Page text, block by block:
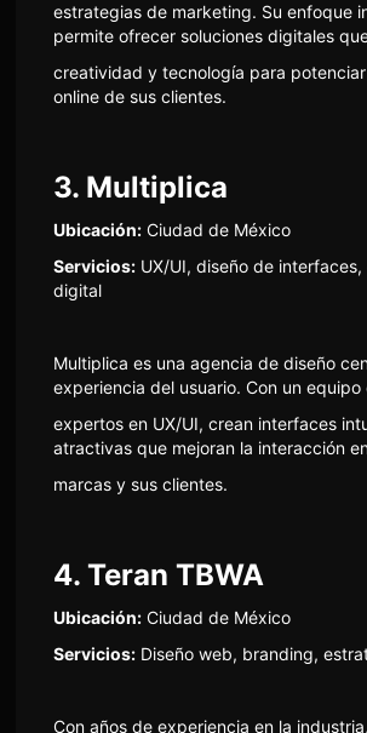
estrategias de marketing. Su enfoque
permite ofrecer soluciones digitales
creatividad y tecnología para
online de sus clientes.
3. Multiplica
Ubicación:Ciudad de México
Servicios:UX/UI, diseño de interfaces,
digital
Multiplica es una agencia de diseño
experiencia del usuario. Con un equipo
expertos en UX/UI, crean interfaces
atractivas que mejoran la interacción
marcas y sus clientes.
4. Teran TBWA
Ubicación:Ciudad de México
Servicios:Diseño web, branding,
Con años de experiencia en la